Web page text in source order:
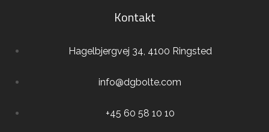
Kontakt
Hagelbjergvej 34, 4100 Ringsted
info@dgbolte.com
+45 60 58 10 10